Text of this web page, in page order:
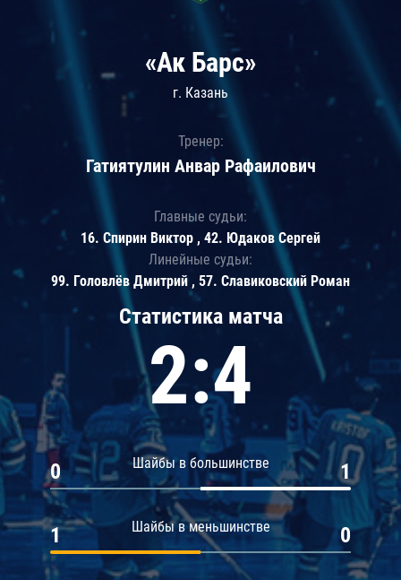
Статистика матча
2:4
Шайбы в большинстве
0 1
Шайбы в меньшинстве
1 0
«Ак Барс»
г. Казань
Тренер:
Гатиятулин Анвар Рафаилович
Главные судьи:
16. Спирин Виктор , 42. Юдаков Сергей
Линейные судьи:
99. Головлёв Дмитрий , 57. Славиковский Роман